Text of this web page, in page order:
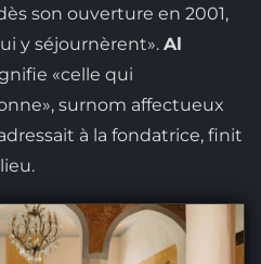
son ouverture en 2001,
y séjournèrent». Al
«celle qui
surnom affectueux
à la fondatrice, finit